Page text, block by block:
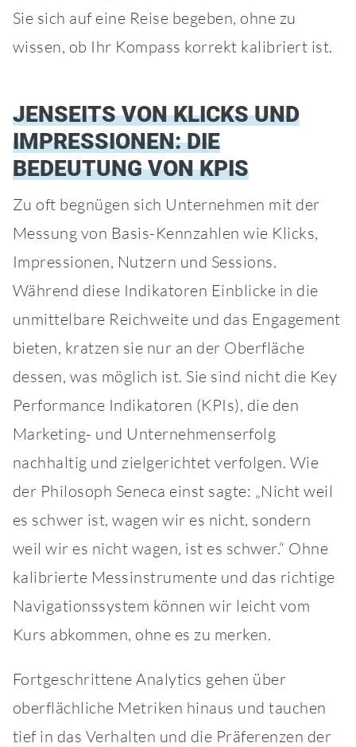
Sie sich auf eine Reise begeben, ohne zu
wissen, ob Ihr Kompass korrekt kalibriert ist.
JENSEITS VON KLICKS UND
IMPRESSIONEN: DIE
BEDEUTUNG VON KPIS
Zu oft begnügen sich Unternehmen mit der
Messung von Basis-Kennzahlen wie Klicks,
Impressionen, Nutzern und Sessions.
Während diese Indikatoren Einblicke in die
unmittelbare Reichweite und das Engagement
bieten, kratzen sie nur an der Oberfläche
dessen, was möglich ist. Sie sind nicht die Key
Performance Indikatoren (KPIs), die den
Marketing- und Unternehmenserfolg
nachhaltig und zielgerichtet verfolgen. Wie
der Philosoph Seneca einst sagte: „Nicht weil
es schwer ist, wagen wir es nicht, sondern
weil wir es nicht wagen, ist es schwer.“ Ohne
kalibrierte Messinstrumente und das richtige
Navigationssystem können wir leicht vom
Kurs abkommen, ohne es zu merken.
Fortgeschrittene Analytics gehen über
oberflächliche Metriken hinaus und tauchen
tief in das Verhalten und die Präferenzen der